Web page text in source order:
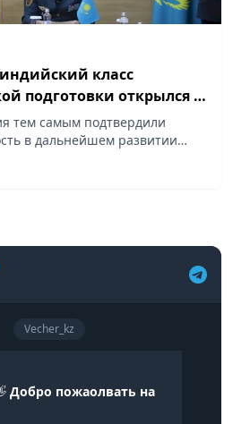
класс
подготовки открылся в
тем самым подтвердили
в дальнейшем развитии
безопасности
Vecher_kz
Добро пожаолвать на